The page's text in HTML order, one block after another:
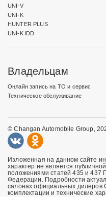
UNI-V
UNI-K
HUNTER PLUS
UNI-K iDD
Владельцам
Онлайн запись на ТО и сервис
Техническое обслуживание
© Changan Automobile Group,
Изложенная на данном сайте
характер не является
положениями статей 435 и 437
Федерации. Подробности
салонах официальных дилеров
комплектации и технические